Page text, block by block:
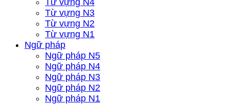
Từ vựng N4
Từ vựng N3
Từ vựng N2
Từ vựng N1
Ngữ pháp
Ngữ pháp N5
Ngữ pháp N4
Ngữ pháp N3
Ngữ pháp N2
Ngữ pháp N1